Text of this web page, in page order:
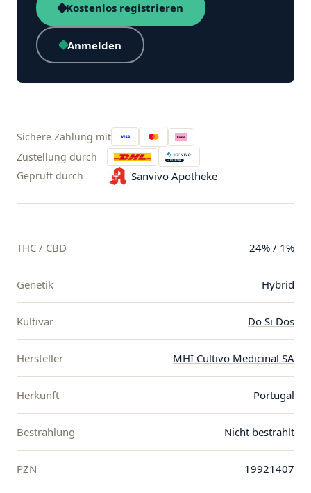
Kostenlos registrieren
Anmelden
Sichere Zahlung mit
Zustellung durch
Geprüft durch
Sanvivo Apotheke
THC / CBD 24% / 1%
Genetik Hybrid
Kultivar Do Si Dos
Hersteller MHI Cultivo Medicinal SA
Herkunft Portugal
Bestrahlung Nicht bestrahlt
PZN 19921407